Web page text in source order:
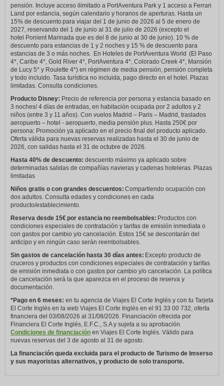
pensión. Incluye acceso ilimitado a PortAventura Park y 1 acceso a Ferrari
Land por estancia, según calendario y horarios de aperturas. Hasta un
15% de descuento para viajar del 1 de junio de 2026 al 5 de enero de
2027, reservando del 1 de junio al 31 de julio de 2026 (excepto el
hotel Ponient Marinada que es del 8 de junio al 30 de junio). 10 % de
descuento para estancias de 1 y 2 noches y 15 % de descuento para
estancias de 3 o más noches. En Hoteles de PortAventura World (El Paso
4*, Caribe 4*, Gold River 4*, PortAventura 4*, Colorado Creek 4*, Mansión
de Lucy 5* y Roulette 4*) en régimen de media pensión, pensión completa
y todo incluido. Tasa turística no incluida, pago directo en el hotel. Plazas
limitadas. Consulta condiciones.
Producto Disney: Precio de referencia por persona y estancia basado en
3 noches/ 4 días de entradas, en habitación ocupada por 2 adultos y 2
niños (entre 3 y 11 años). Con vuelos Madrid – Paris – Madrid, traslados
aeropuerto – hotel - aeropuerto, media pensión plus. Hasta 250€ por
persona: Promoción ya aplicado en el precio final del producto aplicado.
Oferta válida para nuevas reservas realizadas hasta el 30 de junio de
2026, con salidas hasta el 31 de octubre de 2026.
Hasta 40% de descuento: descuento máximo ya aplicado sobre
determinadas salidas de compañías navieras y cadenas hoteleras. Plazas
limitadas
Niños gratis o con grandes descuentos: Compartiendo ocupación con
dos adultos. Consulta edades y condiciones en cada
producto/establecimiento.
Reserva desde 15€ por estancia no reembolsables: Productos con
condiciones especiales de contratación y tarifas de emisión inmediata o
con gastos por cambio y/o cancelación. Estos 15€ se descontarán del
anticipo y en ningún caso serán reembolsables.
Sin gastos de cancelación hasta 30 días antes: Excepto producto de
cruceros y productos con condiciones especiales de contratación y tarifas
de emisión inmediata o con gastos por cambio y/o cancelación. La política
de cancelación será la que aparezca en el proceso de reserva y
documentación.
*Pago en 6 meses: en tu agencia de Viajes El Corte Inglés y con tu Tarjeta
El Corte Inglés en la web Viajes El Corte Inglés en el 91 33 00 732, oferta
financiera del 03/08/2026 al 31/08/2026. Financiación ofrecida por
Financiera El Corte Inglés, E.F.C., S.A y sujeta a su aprobación.
Condiciones de financiación en Viajes El Corte Inglés. Válido para
nuevas reservas del 3 de agosto al 31 de agosto.
La financiación queda excluida para el producto de Turismo de Imserso
y sus mayoristas alternativos, y producto de solo transporte.